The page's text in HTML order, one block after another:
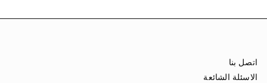
اتصل بنا
الاسئلة الشائعة